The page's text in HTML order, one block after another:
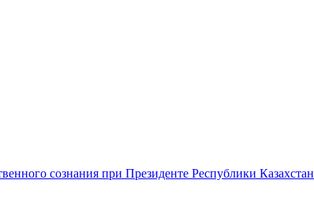
сознания при Президенте Республики Казахстан